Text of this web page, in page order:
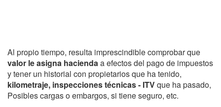
Al propio tiempo, resulta imprescindible comprobar que
valor le asigna haciendaa efectos del pago de impuestos
y tener un historial con propietarios que ha tenido,
kilometraje, inspecciones técnicas - ITVque ha pasado,
Posibles cargas o embargos, si tiene seguro, etc.